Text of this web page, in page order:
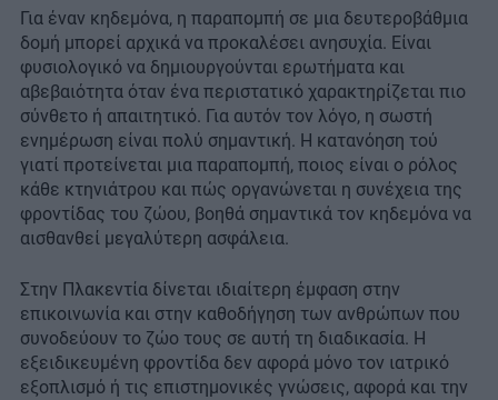
Για έναν κηδεμόνα, η παραπομπή σε μια δευτεροβάθμια
δομή μπορεί αρχικά να προκαλέσει ανησυχία. Είναι
φυσιολογικό να δημιουργούνται ερωτήματα και
αβεβαιότητα όταν ένα περιστατικό χαρακτηρίζεται πιο
σύνθετο ή απαιτητικό. Για αυτόν τον λόγο, η σωστή
ενημέρωση είναι πολύ σημαντική. Η κατανόηση τού
γιατί προτείνεται μια παραπομπή, ποιος είναι ο ρόλος
κάθε κτηνιάτρου και πώς οργανώνεται η συνέχεια της
φροντίδας του ζώου, βοηθά σημαντικά τον κηδεμόνα να
αισθανθεί μεγαλύτερη ασφάλεια.
Στην Πλακεντία δίνεται ιδιαίτερη έμφαση στην
επικοινωνία και στην καθοδήγηση των ανθρώπων που
συνοδεύουν το ζώο τους σε αυτή τη διαδικασία. Η
εξειδικευμένη φροντίδα δεν αφορά μόνο τον ιατρικό
εξοπλισμό ή τις επιστημονικές γνώσεις, αφορά και την